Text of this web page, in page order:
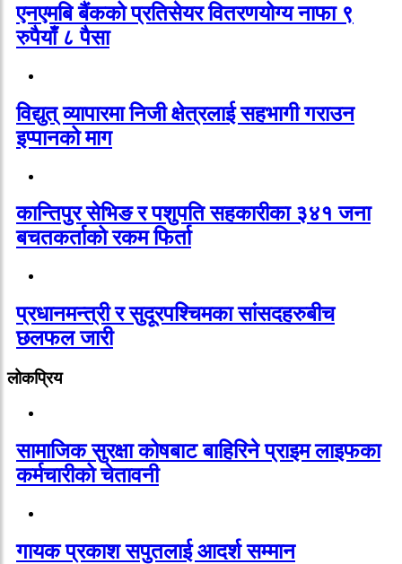
एनएमबि बैंकको प्रतिसेयर वितरणयोग्य नाफा ९
रुपैयाँ ८ पैसा
विद्युत् व्यापारमा निजी क्षेत्रलाई सहभागी गराउन
इप्पानको माग
कान्तिपुर सेभिङ र पशुपति सहकारीका ३४१ जना
बचतकर्ताको रकम फिर्ता
प्रधानमन्त्री र सुदूरपश्चिमका सांसदहरुबीच
छलफल जारी
लोकप्रिय
सामाजिक सुरक्षा कोषबाट बाहिरिने प्राइम लाइफका
कर्मचारीको चेतावनी
गायक प्रकाश सपुतलाई आदर्श सम्मान